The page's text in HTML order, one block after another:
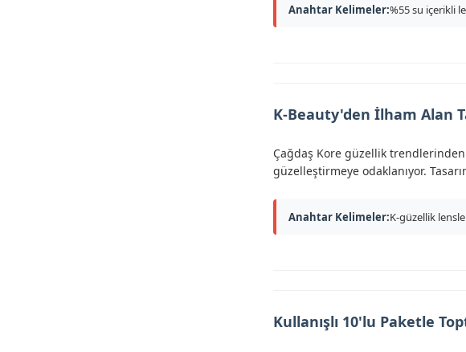
Anahtar Kelimeler:%55 su içerikli
K-Beauty'den İlham Alan
Çağdaş Kore güzellik
güzelleştirmeye odaklanıyor.
Anahtar Kelimeler:K-güzellik
Kullanışlı 10'lu Paketle